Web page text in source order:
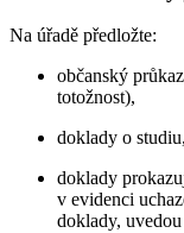
Na úřadě předložte:
občanský
totožnost),
doklady o
doklady
v evidenci
doklady, uvedou